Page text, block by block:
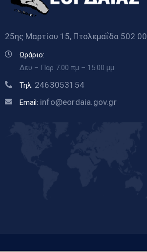
25ης Μαρτίου 15, Πτολεμαΐδα 502 00
Ωράριο:
Δευ – Παρ 7.00 πμ – 15.00 μμ
Τηλ: 2463053154
Email: info@eordaia.gov.gr